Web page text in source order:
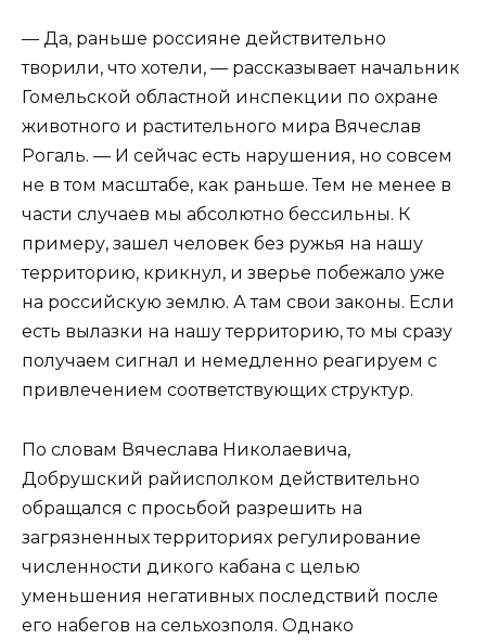
— Да, раньше россияне действительно
творили, что хотели, — рассказывает начальник
Гомельской областной инспекции по охране
животного и растительного мира Вячеслав
Рогаль. — И сейчас есть нарушения, но совсем
не в том масштабе, как раньше. Тем не менее в
части случаев мы абсолютно бессильны. К
примеру, зашел человек без ружья на нашу
территорию, крикнул, и зверье побежало уже
на российскую землю. А там свои законы. Если
есть вылазки на нашу территорию, то мы сразу
получаем сигнал и немедленно реагируем с
привлечением соответствующих структур.
По словам Вячеслава Николаевича,
Добрушский райисполком действительно
обращался с просьбой разрешить на
загрязненных территориях регулирование
численности дикого кабана с целью
уменьшения негативных последствий после
его набегов на сельхозполя. Однако